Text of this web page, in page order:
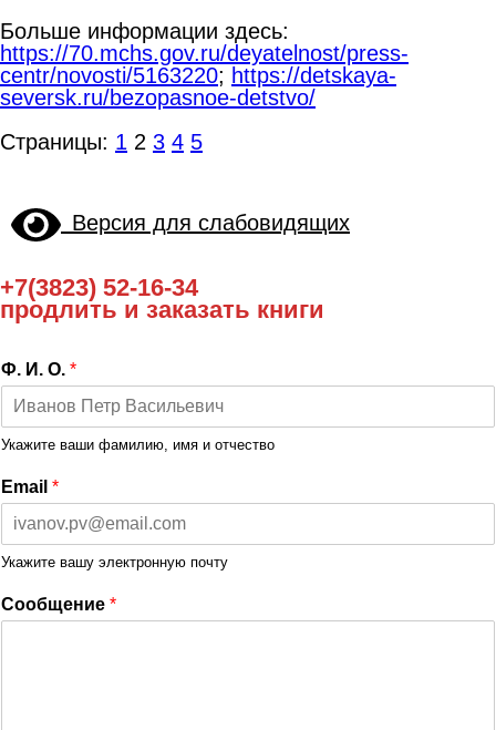
Больше информации здесь:
https://70.mchs.gov.ru/deyatelnost/press-
centr/novosti/5163220; https://detskaya-
seversk.ru/bezopasnoe-detstvo/
Страницы: 1 2 3 4 5
Версия для слабовидящих
+7(3823) 52-16-34
продлить и заказать книги
Ф. И. О. *
Укажите ваши фамилию, имя и отчество
Email *
Укажите вашу электронную почту
Сообщение *